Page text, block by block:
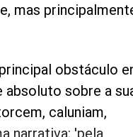
mas
obstáculo
sobre a
caluniam,
narrativa: 'pela